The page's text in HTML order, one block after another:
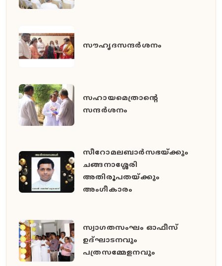
സൗഹൃദസന്ദർശനം
സഹായമെത്രാന്റെ
സന്ദർശനം
സീറോമലബാർസഭയ്ക്കും
ചങ്ങനാശ്ശേരി
അതിരൂപതയ്ക്കും
അംഗീകാരം
സ്വാഗതസംഘം ഓഫീസ്
ഉദ്ഘാടനവും
പത്രസമ്മേളനവും